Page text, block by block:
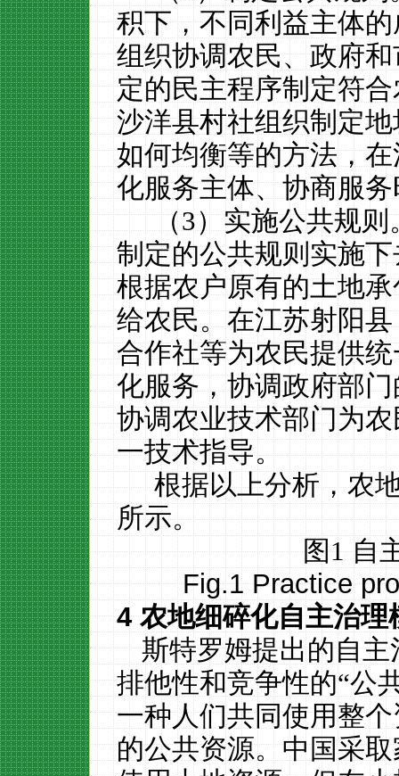
积下，不同利益主体
组织协调农民、政府
定的民主程序制定符
沙洋县村社组织制定
如何均衡等的方法，
化服务主体、协商服
（3）实施公共规
制定的公共规则实施
根据农户原有的土地
给农民。在江苏射阳县
合作社等为农民提供
化服务，协调政府部
协调农业技术部门为
一技术指导。
根据以上分析，农
所示。
图1自
Fig.1 Practice
4农地细碎化自主治理
斯特罗姆提出的自
排他性和竞争性的“公
一种人们共同使用整
的公共资源。中国采